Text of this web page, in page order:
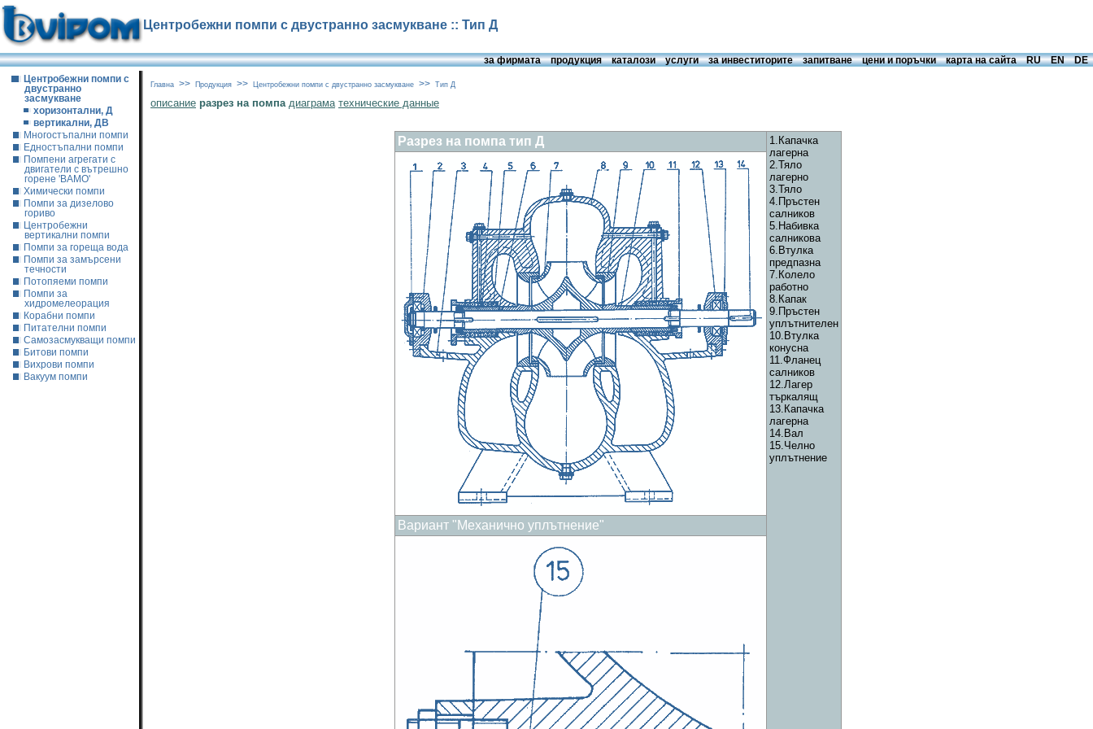
Центробежни помпи с двустранно засмукване :: Тип Д
за фирмата продукция каталози услуги за инвеститорите запитване цени и поръчки карта на сайта RU EN DE
Центробежни помпи с
двустранно
засмукване
хоризонтални, Д
вертикални, ДВ
Многостъпални помпи
Едностъпални помпи
Помпени агрегати с
двигатели с вътрешно
горене 'ВАМО'
Химически помпи
Помпи за дизелово
гориво
Центробежни
вертикални помпи
Помпи за гореща вода
Помпи за замърсени
течности
Потопяеми помпи
Помпи за
хидромелеорация
Корабни помпи
Питателни помпи
Самозасмукващи помпи
Битови помпи
Вихрови помпи
Вакуум помпи
Главна >> Продукция >> Центробежни помпи с двустранно засмукване >> Тип Д
описание разрез на помпа диаграма технические данные
Разрез на помпа тип Д
1.Капачка
лагерна
2.Тяло
лагерно
3.Тяло
4.Пръстен
салников
5.Набивка
салникова
6.Втулка
предпазна
7.Колело
работно
8.Капак
9.Пръстен
уплътнителен
10.Втулка
конусна
11.Фланец
салников
12.Лагер
търкалящ
13.Капачка
лагерна
14.Вал
15.Челно
уплътнение
Вариант "Механично уплътнение"